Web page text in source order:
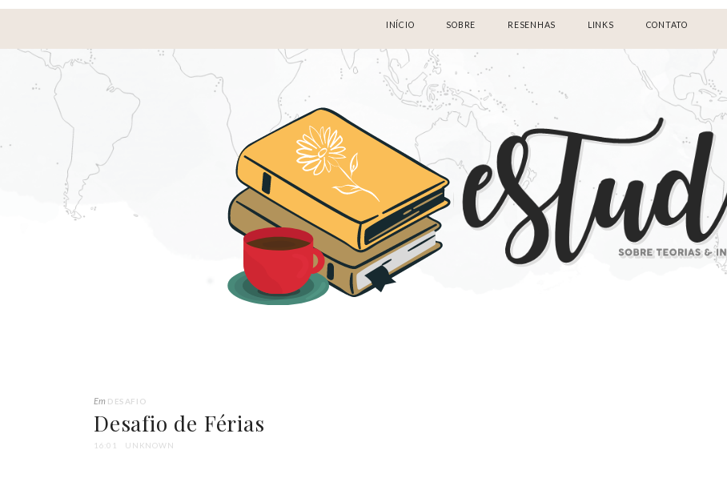
INÍCIO SOBRE RESENHAS LINKS CONTATO
Em DESAFIO
Desafio de Férias
16:01 UNKNOWN